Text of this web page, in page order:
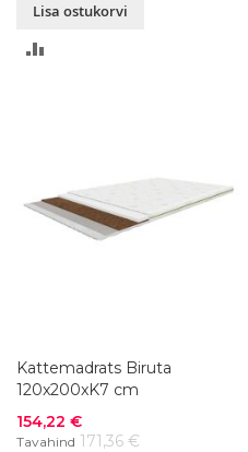
Lisa ostukorvi
Kattemadrats Biruta
120x200xK7 cm
Soodushind
154,22 €
Tavahind 171,36 €